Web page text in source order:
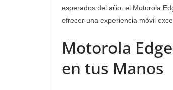
esperados del año: el Motorola
ofrecer una experiencia móvil
Motorola
en tus Manos